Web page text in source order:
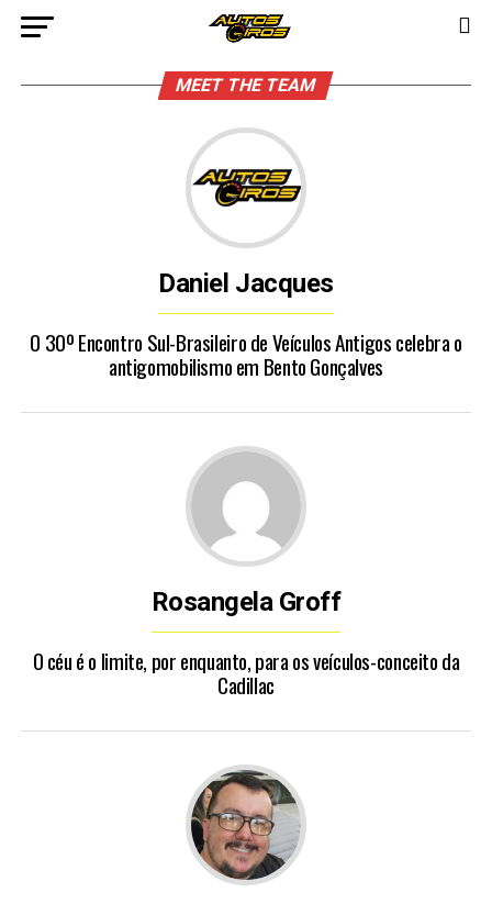
MEET THE TEAM
Daniel Jacques
O 30º Encontro Sul-Brasileiro de Veículos Antigos celebra o
antigomobilismo em Bento Gonçalves
Rosangela Groff
O céu é o limite, por enquanto, para os veículos-conceito da
Cadillac